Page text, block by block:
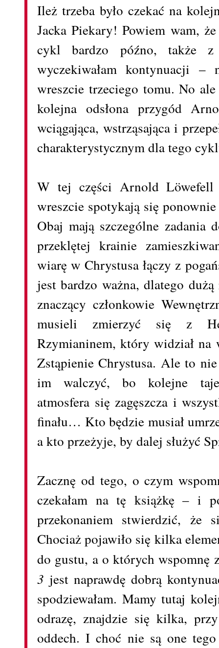
Ileż trzeba było czekać na
Jacka Piekary! Powiem wam,
cykl bardzo późno, także z
wyczekiwałam kontynuacji
wreszcie trzeciego tomu. No
kolejna odsłona przygód
wciągająca, wstrząsająca i
charakterystycznym dla tego
W tej części Arnold Löwefell
wreszcie spotykają się
Obaj mają szczególne
przeklętej krainie
wiarę w Chrystusa łączy z
jest bardzo ważna, dlatego
znaczący członkowie
musieli zmierzyć się z
Rzymianinem, który widział na
Zstąpienie Chrystusa. Ale to
im walczyć, bo kolejne
atmosfera się zagęszcza i
finału… Kto będzie musiał
a kto przeżyje, by dalej służyć
Zacznę od tego, o czym
czekałam na tę książkę – i
przekonaniem stwierdzić, że
Chociaż pojawiło się kilka
do gustu, a o których wspomnę
3 jest naprawdę dobrą
spodziewałam. Mamy tutaj
odrazę, znajdzie się kilka,
oddech. I choć nie są one